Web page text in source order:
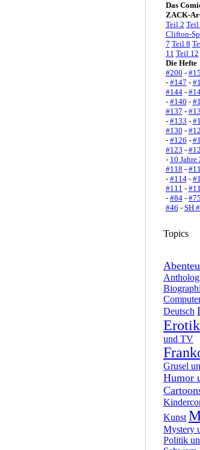
Das
ZACK-
Teil 2 Teil
Clifton-
7 Teil 8
11 Teil 12
Die Hefte
#200 -
- #147 -
#144-
- #140 -
#137 -
- #133 -
#130 -
- #126 -
#123 -
- 10 Jahre
#118 -
- #114-
#111 -
- #84- #75
#46 - SH
Topics
Deutsch
Erotik
und TV
Grusel
Humor
Kunst
Mystery
Politik